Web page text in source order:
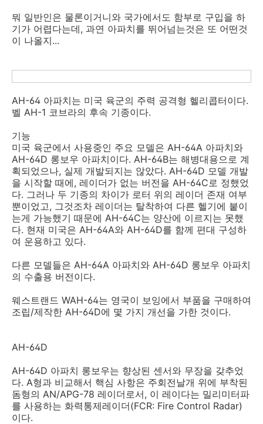
뭐 일반인은 물론이거니와 국가에서도 함부로 구입을 하
기가 어렵다는데, 과연 아파치를 뛰어넘는것은 또 어떤것
이 나올지...
AH-64 아파치는 미국 육군의 주력 공격형 헬리콥터이다.
벨 AH-1 코브라의 후속 기종이다.
기능
미국 육군에서 사용중인 주요 모델은 AH-64A 아파치와
AH-64D 롱보우 아파치이다. AH-64B는 해병대용으로 계
획되었으나, 실제 개발되지는 않았다. AH-64D 모델 개발
을 시작할 때에, 레이더가 없는 버전을 AH-64C로 정했었
다. 그러나 두 기종의 차이가 로터 위의 레이더 존재 여부
뿐이었고, 그것조차 레이더는 탈착하여 다른 헬기에 붙이
는게 가능했기 때문에 AH-64C는 양산에 이르지는 못했
다. 현재 미국은 AH-64A와 AH-64D를 함께 편대 구성하
여 운용하고 있다.
다른 모델들은 AH-64A 아파치와 AH-64D 롱보우 아파치
의 수출용 버전이다.
웨스트랜드 WAH-64는 영국이 보잉에서 부품을 구매하여
조립/제작한 AH-64D에 몇 가지 개선을 가한 것이다.
AH-64D
AH-64D 아파치 롱보우는 향상된 센서와 무장을 갖추었
다. A형과 비교해서 핵심 사항은 주회전날개 위에 부착된
돔형의 AN/APG-78 레이더로서, 이 레이다는 밀리미터파
를 사용하는 화력통제레이더(FCR: Fire Control Radar)
이다.